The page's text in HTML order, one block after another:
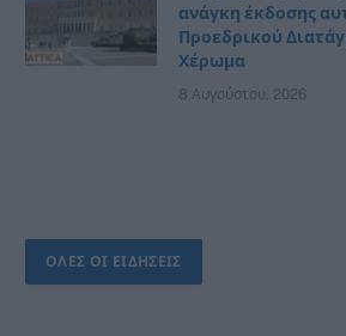
ανάγκη έκδοσης
Προεδρικού
Χέρωμα
8 Αυγούστου, 2026
ΟΛΕΣ ΟΙ ΕΙΔΗΣΕΙΣ